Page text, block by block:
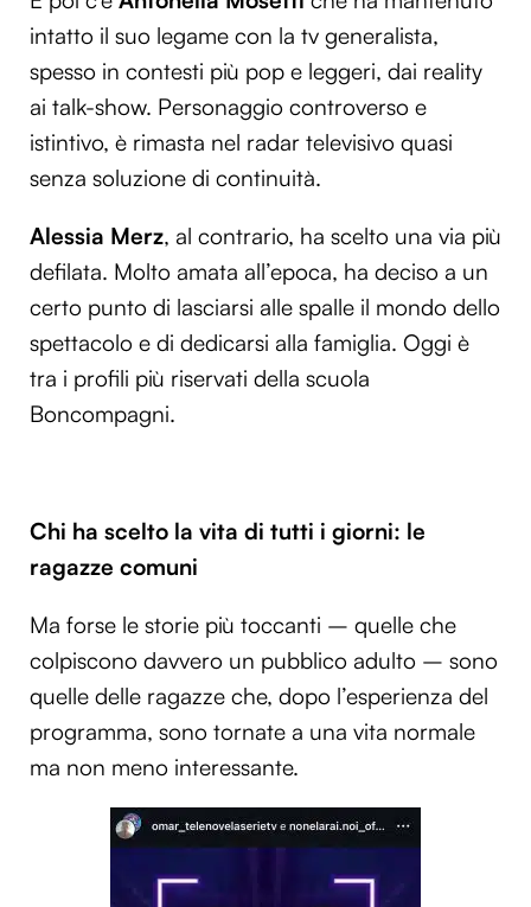
Utilizziamo i cookie per personalizzare contenuti ed
annunci, per fornire funzionalità dei social media e per
analizzare il nostro traffico. Condividiamo inoltre
informazioni sul modo in cui utilizzi il nostro sito con i
nostri partner che si occupano di analisi dei dati web,
pubblicità e social media, i quali potrebbero combinarle
raccolto dal tuo utilizzo dei loro servizi.
intatto il suo legame con la tv generalista,
spesso in contesti più pop e leggeri, dai reality
ai talk-show. Personaggio controverso e
istintivo, è rimasta nel radar televisivo quasi
senza soluzione di continuità.
Alessia Merz, al contrario, ha scelto una via più
defilata. Molto amata all’epoca, ha deciso a un
certo punto di lasciarsi alle spalle il mondo dello
spettacolo e di dedicarsi alla famiglia. Oggi è
tra i profili più riservati della scuola
Boncompagni.
Chi ha scelto la vita di tutti i giorni: le
ragazze comuni
Ma forse le storie più toccanti – quelle che
colpiscono davvero un pubblico adulto – sono
quelle delle ragazze che, dopo l’esperienza del
programma, sono tornate a una vita normale
ma non meno interessante.